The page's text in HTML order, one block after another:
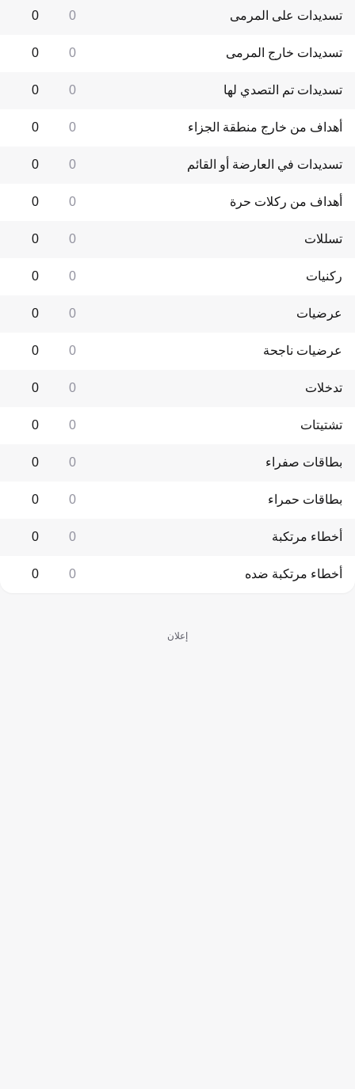
تسديدات على المرمى 0
0
تسديدات خارج المرمى 0
0
تسديدات تم التصدي لها 0
0
أهداف من خارج منطقة الجزاء 0
0
تسديدات في العارضة أو القائم 0
0
أهداف من ركلات حرة 0
0
تسللات 0
0
ركنيات 0
0
عرضيات 0
0
عرضيات ناجحة 0
0
تدخلات 0
0
تشتيتات 0
0
بطاقات صفراء 0
0
بطاقات حمراء 0
0
أخطاء مرتكبة 0
0
أخطاء مرتكبة ضده 0
0
إعلان